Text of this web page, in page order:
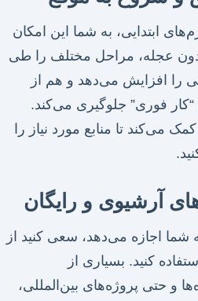
ابتدایی، به شما این امکان
عجله، مراحل مختلف را طی
را افزایش می‌دهد و هم از
فوری” جلوگیری می‌کند.
می‌کند تا منابع مورد نیاز را
شما اجازه می‌دهد، سعی کنید از
کنید. بسیاری از
و حتی پروژه‌های بین‌المللی،